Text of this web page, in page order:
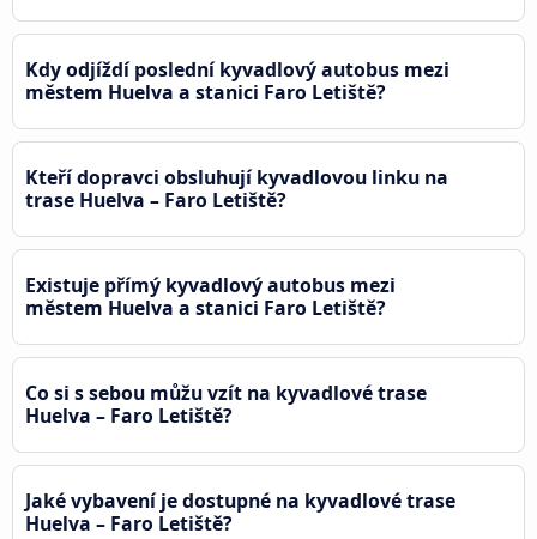
Kdy odjíždí poslední kyvadlový autobus mezi
městem Huelva a stanici Faro Letiště?
Kteří dopravci obsluhují kyvadlovou linku na
trase Huelva – Faro Letiště?
Existuje přímý kyvadlový autobus mezi
městem Huelva a stanici Faro Letiště?
Co si s sebou můžu vzít na kyvadlové trase
Huelva – Faro Letiště?
Jaké vybavení je dostupné na kyvadlové trase
Huelva – Faro Letiště?